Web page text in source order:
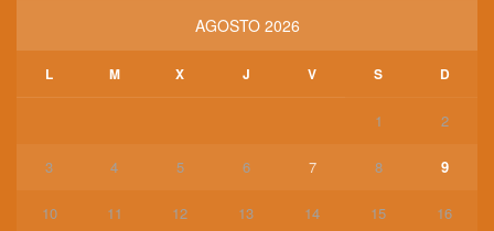
AGOSTO 2026
L M X J V S D
1 2
3 4 5 6 7 8 9
10 11 12 13 14 15 16